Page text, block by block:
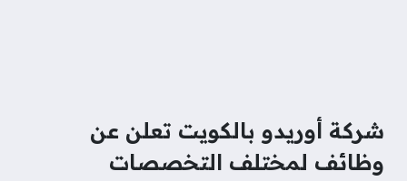
شركة أوريدو بالكويت تعلن عن
وظائف لمختلف التخصصات